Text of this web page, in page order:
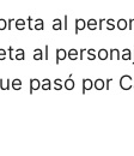
al
pasó por